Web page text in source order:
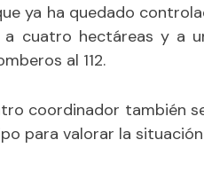
ya ha quedado
cuatro hectáreas y a
al 112.
coordinador también
para valorar la